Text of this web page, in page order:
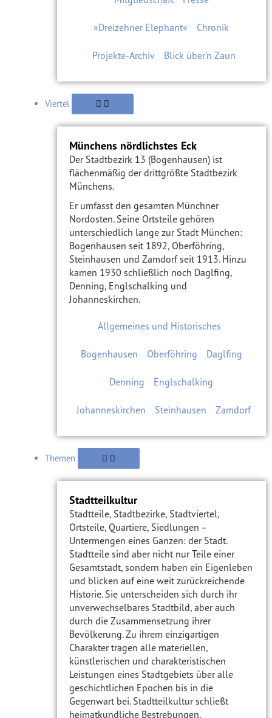
»Dreizehner Elephant« Chronik
Projekte-Archiv Blick über’n Zaun
Viertel
Münchens nördlichstes Eck
Der Stadtbezirk 13 (Bogenhausen) ist
flächenmäßig der drittgrößte Stadtbezirk
Münchens.
Er umfasst den gesamten Münchner
Nordosten. Seine Ortsteile gehören
unterschiedlich lange zur Stadt München:
Bogenhausen seit 1892, Oberföhring,
Steinhausen und Zamdorf seit 1913. Hinzu
kamen 1930 schließlich noch Daglfing,
Denning, Englschalking und
Johanneskirchen.
Allgemeines und Historisches
Bogenhausen Oberföhring Daglfing
Denning Englschalking
Johanneskirchen Steinhausen Zamdorf
Themen
Stadtteilkultur
Stadtteile, Stadtbezirke, Stadtviertel,
Ortsteile, Quartiere, Siedlungen –
Untermengen eines Ganzen: der Stadt.
Stadtteile sind aber nicht nur Teile einer
Gesamtstadt, sondern haben ein Eigenleben
und blicken auf eine weit zurückreichende
Historie. Sie unterscheiden sich durch ihr
unverwechselbares Stadtbild, aber auch
durch die Zusammensetzung ihrer
Bevölkerung. Zu ihrem einzigartigen
Charakter tragen alle materiellen,
künstlerischen und charakteristischen
Leistungen eines Stadtgebiets über alle
geschichtlichen Epochen bis in die
Gegenwart bei. Stadtteilkultur schließt
heimatkundliche Bestrebungen,